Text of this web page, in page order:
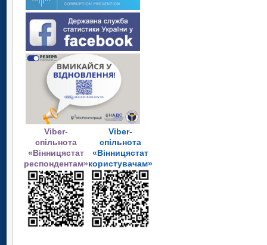
Viber-
спільнота
«Вінницястат
респондентам»
Viber-
спільнота
«Вінницястат
користувачам»